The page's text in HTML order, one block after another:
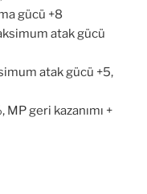
gücü +8
atak gücü
atak gücü +5,
MP geri kazanımı +